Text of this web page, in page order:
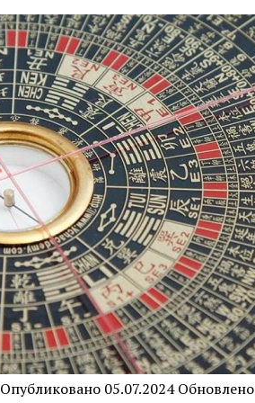
Опубликовано 05.07.2024 Обновлено